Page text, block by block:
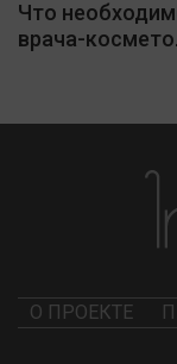
Что
врача-
О ПРОЕКТЕ